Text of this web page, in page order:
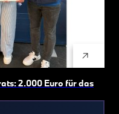
2.000 Euro für das